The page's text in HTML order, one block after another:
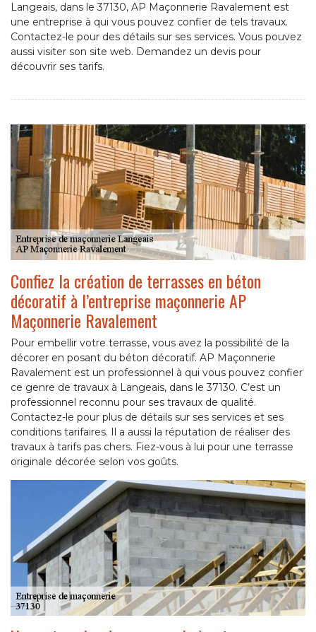
Langeais, dans le 37130, AP Maçonnerie Ravalement est
une entreprise à qui vous pouvez confier de tels travaux.
Contactez-le pour des détails sur ses services. Vous pouvez
aussi visiter son site web. Demandez un devis pour
découvrir ses tarifs.
Confiez la création de terrasses en béton
décoratif à l’entreprise maçonnerie AP
Maçonnerie Ravalement
Pour embellir votre terrasse, vous avez la possibilité de la
décorer en posant du béton décoratif. AP Maçonnerie
Ravalement est un professionnel à qui vous pouvez confier
ce genre de travaux à Langeais, dans le 37130. C’est un
professionnel reconnu pour ses travaux de qualité.
Contactez-le pour plus de détails sur ses services et ses
conditions tarifaires. Il a aussi la réputation de réaliser des
travaux à tarifs pas chers. Fiez-vous à lui pour une terrasse
originale décorée selon vos goûts.